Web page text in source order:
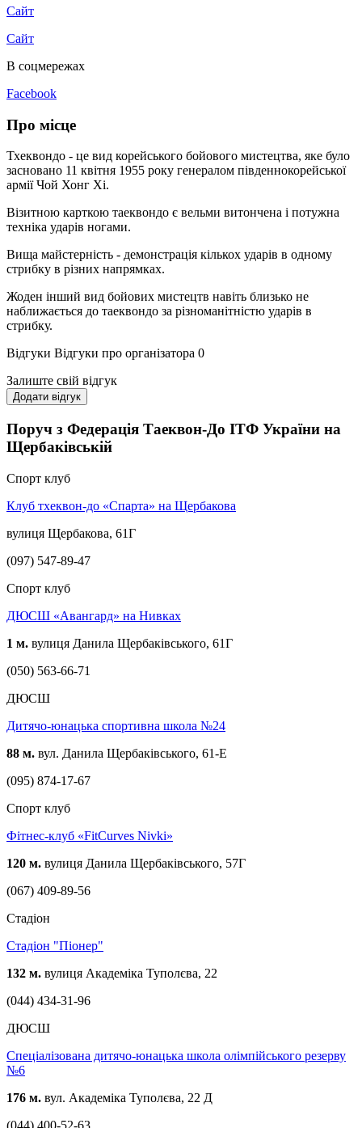
Сайт
Сайт
В соцмережах
Facebook
Про місце
Тхеквондо - це вид корейського бойового мистецтва, яке було
засновано 11 квітня 1955 року генералом південнокорейської
армії Чой Хонг Хі.
Візитною карткою таеквондо є вельми витончена і потужна
техніка ударів ногами.
Вища майстерність - демонстрація кількох ударів в одному
стрибку в різних напрямках.
Жоден інший вид бойових мистецтв навіть близько не
наближається до таеквондо за різноманітністю ударів в
стрибку.
Відгуки Відгуки про організатора 0
Залиште свій відгук
Додати відгук
Поруч з Федерація Таеквон-До ІТФ України на
Щербаківській
Спорт клуб
Клуб тхеквон-до «Спарта» на Щербакова
вулиця Щербакова, 61Г
(097) 547-89-47
Спорт клуб
ДЮСШ «Авангард» на Нивках
1 м. вулиця Данила Щербаківського, 61Г
(050) 563-66-71
ДЮСШ
Дитячо-юнацька спортивна школа №24
88 м. вул. Данила Щербаківського, 61-Е
(095) 874-17-67
Спорт клуб
Фітнес-клуб «FitCurves Nivki»
120 м. вулиця Данила Щербаківського, 57Г
(067) 409-89-56
Стадіон
Стадіон "Піонер"
132 м. вулиця Академіка Туполєва, 22
(044) 434-31-96
ДЮСШ
Cпеціалізована дитячо-юнацька школа олімпійського резерву
№6
176 м. вул. Академіка Туполєва, 22 Д
(044) 400-52-63